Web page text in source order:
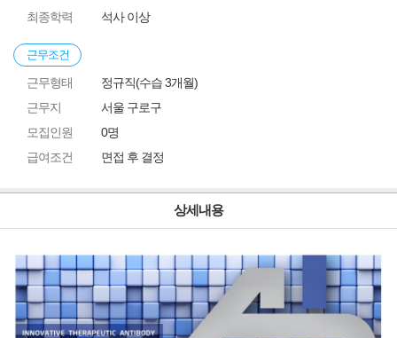
최종학력
석사 이상
근무조건
근무형태
정규직(수습 3개월)
근무지
서울 구로구
모집인원
0명
급여조건
면접 후 결정
상세내용